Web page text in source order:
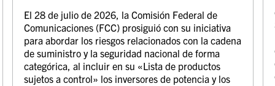
El 28 de julio de 2026, la Comisión Federal de
Comunicaciones (FCC) prosiguió con su iniciativa
para abordar los riesgos relacionados con la cadena
de suministro y la seguridad nacional de forma
categórica, al incluir en su «Lista de productos
sujetos a control» los inversores de potencia y los